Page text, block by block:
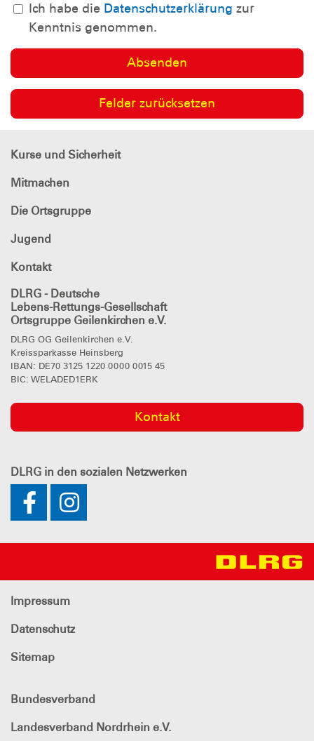
Ich habe die Datenschutzerklärung zur
Kenntnis genommen.
Kurse und Sicherheit
Mitmachen
Die Ortsgruppe
Jugend
Kontakt
DLRG - Deutsche
Lebens-Rettungs-Gesellschaft
Ortsgruppe Geilenkirchen e.V.
DLRG OG Geilenkirchen e.V.
Kreissparkasse Heinsberg
IBAN: DE70 3125 1220 0000 0015 45
BIC: WELADED1ERK
Kontakt
DLRG in den sozialen Netzwerken
Impressum
Datenschutz
Sitemap
Bundesverband
Landesverband Nordrhein e.V.